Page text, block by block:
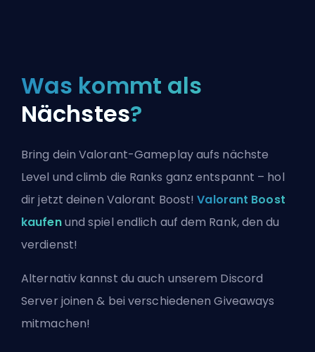
Was kommt als
Nächstes?
Bring dein Valorant-Gameplay aufs nächste
Level und climb die Ranks ganz entspannt – hol
dir jetzt deinen Valorant Boost!Valorant Boost
kaufenund spiel endlich auf dem Rank, den du
verdienst!
Alternativ kannst du auch unserem Discord
Server joinen & bei verschiedenen Giveaways
mitmachen!